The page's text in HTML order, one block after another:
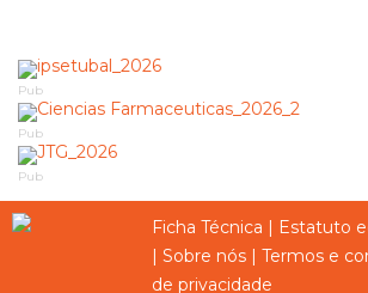
Pub
Pub
Pub
Ficha Técnica | Estatuto
| Sobre nós | Termos e
de privacidade